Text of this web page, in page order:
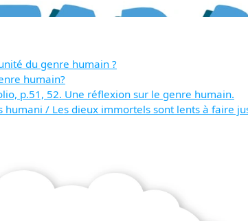
du genre humain ?
humain?
p.51, 52. Une réflexion sur le genre humain.
/ Les dieux immortels sont lents à faire